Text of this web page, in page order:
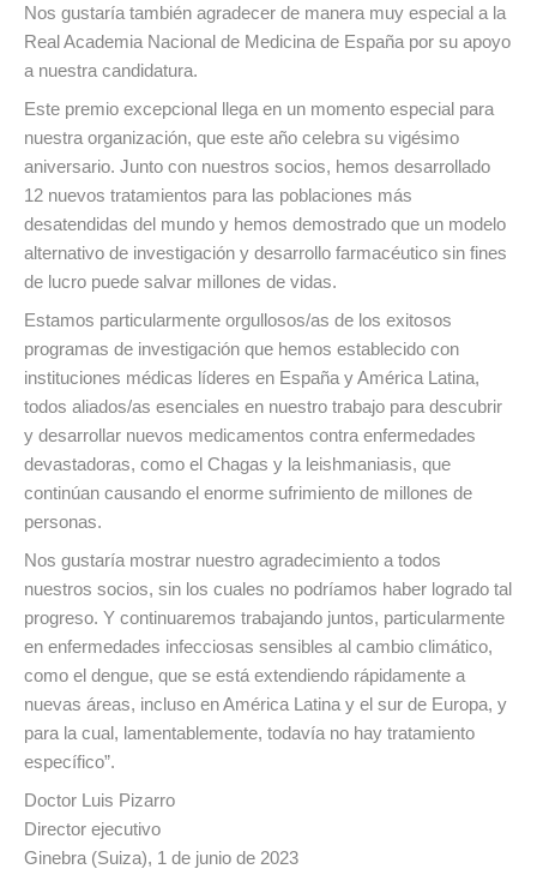
Nos gustaría también agradecer de manera muy especial a la
Real Academia Nacional de Medicina de España por su apoyo
a nuestra candidatura.
Este premio excepcional llega en un momento especial para
nuestra organización, que este año celebra su vigésimo
aniversario. Junto con nuestros socios, hemos desarrollado
12 nuevos tratamientos para las poblaciones más
desatendidas del mundo y hemos demostrado que un modelo
alternativo de investigación y desarrollo farmacéutico sin fines
de lucro puede salvar millones de vidas.
Estamos particularmente orgullosos/as de los exitosos
programas de investigación que hemos establecido con
instituciones médicas líderes en España y América Latina,
todos aliados/as esenciales en nuestro trabajo para descubrir
y desarrollar nuevos medicamentos contra enfermedades
devastadoras, como el Chagas y la leishmaniasis, que
continúan causando el enorme sufrimiento de millones de
personas.
Nos gustaría mostrar nuestro agradecimiento a todos
nuestros socios, sin los cuales no podríamos haber logrado tal
progreso. Y continuaremos trabajando juntos, particularmente
en enfermedades infecciosas sensibles al cambio climático,
como el dengue, que se está extendiendo rápidamente a
nuevas áreas, incluso en América Latina y el sur de Europa, y
para la cual, lamentablemente, todavía no hay tratamiento
específico”.
Doctor Luis Pizarro
Director ejecutivo
Ginebra (Suiza), 1 de junio de 2023